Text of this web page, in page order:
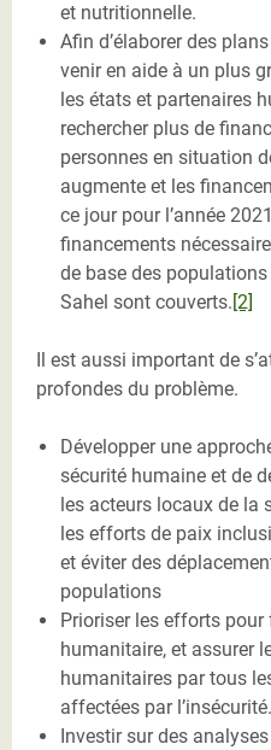
et nutritionnelle.
Afin d’élaborer des
venir en aide à un plus
les états et partenaires
rechercher plus de
personnes en situation
augmente et les
ce jour pour l’année
financements
de base des populations
Sahel sont couverts.[2]
Il est aussi important de
profondes du problème.
Développer une
sécurité humaine et de
les acteurs locaux de la
les efforts de paix
et éviter des
populations
Prioriser les efforts pour
humanitaire, et assurer
humanitaires par tous
affectées par l’insécurité.
Investir sur des